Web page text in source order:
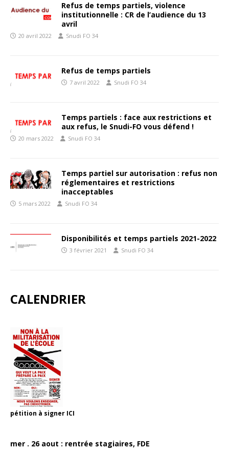
Refus de temps partiels, violence
institutionnelle : CR de l’audience du 13
avril
20 avril 2022 Snudi FO 34
Refus de temps partiels
7 avril 2022 Snudi FO 34
Temps partiels : face aux restrictions et
aux refus, le Snudi-FO vous défend !
20 mars 2022 Snudi FO 34
Temps partiel sur autorisation : refus non
réglementaires et restrictions
inacceptables
5 mars 2022 Snudi FO 34
Disponibilités et temps partiels 2021-2022
3 février 2021 Snudi FO 34
CALENDRIER
pétition à signer ICI
mer . 26 aout : rentrée stagiaires, FDE